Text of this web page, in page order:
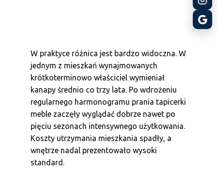
W praktyce różnica jest bardzo widoczna. W
jednym z mieszkań wynajmowanych
krótkoterminowo właściciel wymieniał
kanapy średnio co trzy lata. Po wdrożeniu
regularnego harmonogramu prania tapicerki
meble zaczęły wyglądać dobrze nawet po
pięciu sezonach intensywnego użytkowania.
Koszty utrzymania mieszkania spadły, a
wnętrze nadal prezentowało wysoki
standard.